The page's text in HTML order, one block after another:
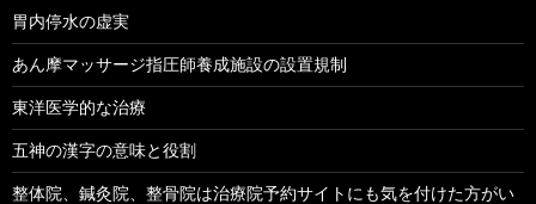
胃内停水の虚実
あん摩マッサージ指圧師養成施設の設置規制
東洋医学的な治療
五神の漢字の意味と役割
整体院、鍼灸院、整骨院は治療院予約サイトにも気を付けた方がい